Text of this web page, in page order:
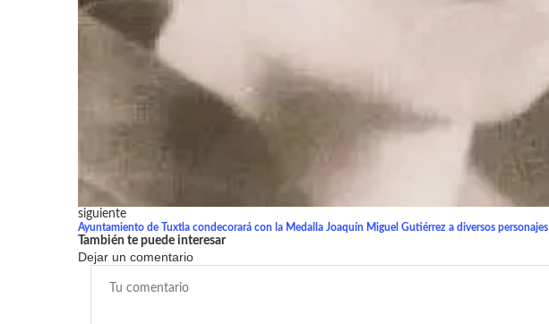
siguiente
Ayuntamiento de Tuxtla condecorará con la Medalla Joaquín Miguel Gutiérrez a diversos personajes
También te puede interesar
Dejar un comentario